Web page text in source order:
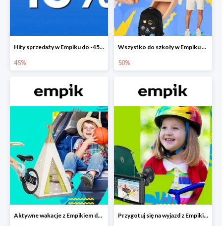
Hity sprzedaży w Empiku do -45%
45%
Wszystko do szkoły w Empiku do -50%
50%
Aktywne wakacje z Empikiem do -50% Przygotuj się na wyjazd z Empikiem - rabaty do -50%